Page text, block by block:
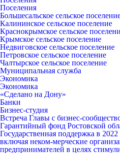
Поселения
Большесальское сельское
Калининское сельское поселение
Краснокрымское сельское
Крымское сельское поселение
Недвиговское сельское поселение
Петровское сельское поселение
Чалтырское сельское поселение
Муниципальная служба
Экономика
Экономика
«Сделано на Дону»
Банки
Бизнес-студия
Встреча Главы с бизнес-
Гарантийный фонд Ростовской
Государственная поддержка в
включая неком-мерческие
предпринимателей в целях